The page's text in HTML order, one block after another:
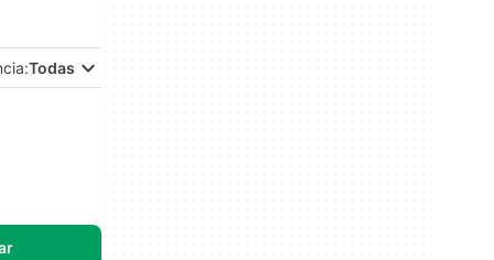
Todas